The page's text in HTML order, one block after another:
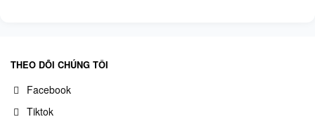
THEO DÕI CHÚNG TÔI
Facebook
Tiktok